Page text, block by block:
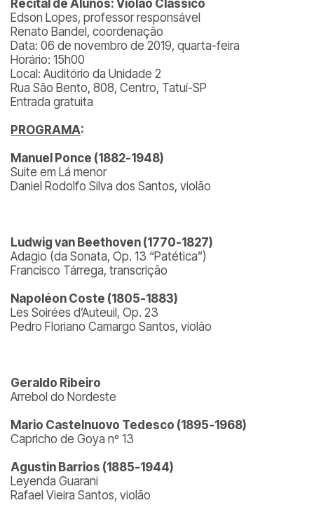
Recital de Alunos: Violão Clássico
Edson Lopes, professor responsável
Renato Bandel, coordenação
Data: 06 de novembro de 2019, quarta-feira
Horário: 15h00
Local: Auditório da Unidade 2
Rua São Bento, 808, Centro, Tatuí-SP
Entrada gratuita
PROGRAMA:
Manuel Ponce (1882-1948)
Suite em Lá menor
Daniel Rodolfo Silva dos Santos, violão
Ludwig van Beethoven (1770-1827)
Adagio (da Sonata, Op. 13 “Patética”)
Francisco Tárrega, transcrição
Napoléon Coste (1805-1883)
Les Soirées d’Auteuil, Op. 23
Pedro Floriano Camargo Santos, violão
Geraldo Ribeiro
Arrebol do Nordeste
Mario Castelnuovo Tedesco (1895-1968)
Capricho de Goya nº 13
Agustin Barrios (1885-1944)
Leyenda Guarani
Rafael Vieira Santos, violão